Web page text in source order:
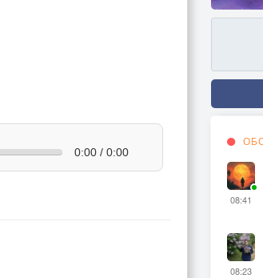
0:00 / 0:00
08:41
08:23